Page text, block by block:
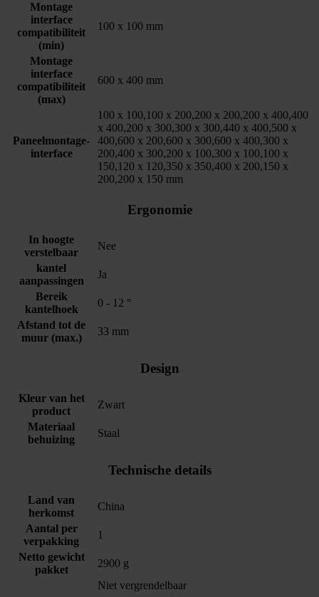
Montage
interface
compatibiliteit
(min)
100 x 100 mm
Montage
interface
compatibiliteit
(max)
600 x 400 mm
Paneelmontage-
interface
100 x 100,100 x 200,200 x 200,200 x 400,400
x 400,200 x 300,300 x 300,440 x 400,500 x
400,600 x 200,600 x 300,600 x 400,300 x
200,400 x 300,200 x 100,300 x 100,100 x
150,120 x 120,350 x 350,400 x 200,150 x
200,200 x 150 mm
Ergonomie
In hoogte
verstelbaar
Nee
kantel
aanpassingen
Ja
Bereik
kantelhoek
0 - 12 °
Afstand tot de
muur (max.)
33 mm
Design
Kleur van het
product
Zwart
Materiaal
behuizing
Staal
Technische details
Land van
herkomst
China
Aantal per
verpakking
1
Netto gewicht
pakket
2900 g
Niet vergrendelbaar